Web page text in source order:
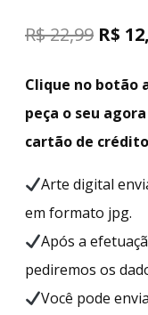
R$22,99 R$
Clique no botão
peça o seu
cartão de
Arte digital
em formato jpg.
Após a
pediremos os
Você pode